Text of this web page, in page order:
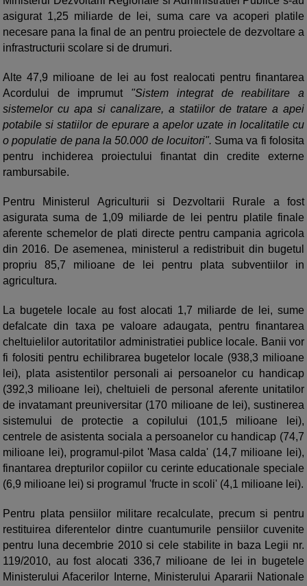
asigurat 1,25 miliarde de lei, suma care va acoperi platile
necesare pana la final de an pentru proiectele de dezvoltare a
infrastructurii scolare si de drumuri.
Alte 47,9 milioane de lei au fost realocati pentru finantarea
Acordului de imprumut "Sistem integrat de reabilitare a
sistemelor cu apa si canalizare, a statiilor de tratare a apei
potabile si statiilor de epurare a apelor uzate in localitatile cu
o populatie de pana la 50.000 de locuitori". Suma va fi folosita
pentru inchiderea proiectului finantat din credite externe
rambursabile.
Pentru Ministerul Agriculturii si Dezvoltarii Rurale a fost
asigurata suma de 1,09 miliarde de lei pentru platile finale
aferente schemelor de plati directe pentru campania agricola
din 2016. De asemenea, ministerul a redistribuit din bugetul
propriu 85,7 milioane de lei pentru plata subventiilor in
agricultura.
La bugetele locale au fost alocati 1,7 miliarde de lei, sume
defalcate din taxa pe valoare adaugata, pentru finantarea
cheltuielilor autoritatilor administratiei publice locale. Banii vor
fi folositi pentru echilibrarea bugetelor locale (938,3 milioane
lei), plata asistentilor personali ai persoanelor cu handicap
(392,3 milioane lei), cheltuieli de personal aferente unitatilor
de invatamant preuniversitar (170 milioane de lei), sustinerea
sistemului de protectie a copilului (101,5 milioane lei),
centrele de asistenta sociala a persoanelor cu handicap (74,7
milioane lei), programul-pilot 'Masa calda' (14,7 milioane lei),
finantarea drepturilor copiilor cu cerinte educationale speciale
(6,9 milioane lei) si programul 'fructe in scoli' (4,1 milioane lei).
Pentru plata pensiilor militare recalculate, precum si pentru
restituirea diferentelor dintre cuantumurile pensiilor cuvenite
pentru luna decembrie 2010 si cele stabilite in baza Legii nr.
119/2010, au fost alocati 336,7 milioane de lei in bugetele
Ministerului Afacerilor Interne, Ministerului Apararii Nationale